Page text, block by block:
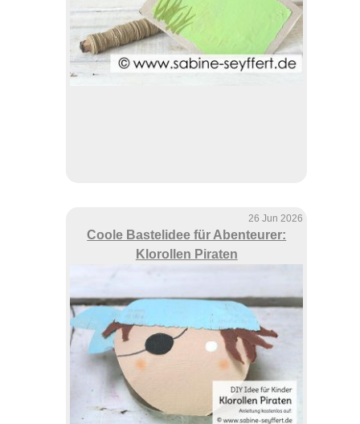
26 Jun 2026
Coole Bastelidee für Abenteurer:
Klorollen Piraten